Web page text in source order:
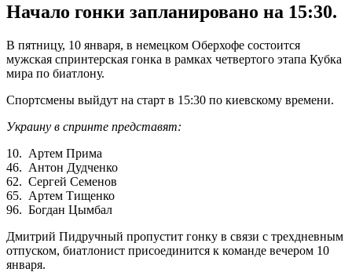
Начало гонки запланировано на 15:30.
В пятницу, 10 января, в немецком Оберхофе состоится
мужская спринтерская гонка в рамках четвертого этапа Кубка
мира по биатлону.
Спортсмены выйдут на старт в 15:30 по киевскому времени.
Украину в спринте представят:
10. Артем Прима
46. Антон Дудченко
62. Сергей Семенов
65. Артем Тищенко
96. Богдан Цымбал
Дмитрий Пидручный пропустит гонку в связи с трехдневным
отпуском, биатлонист присоединится к команде вечером 10
января.